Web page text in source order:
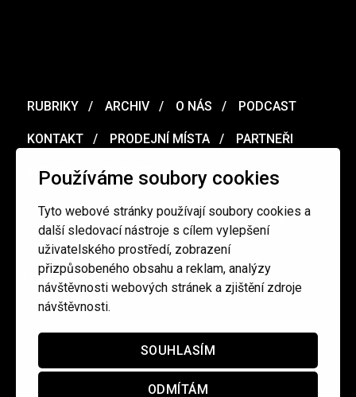
Používáme soubory cookies
Tyto webové stránky používají soubory cookies a
další sledovací nástroje s cílem vylepšení
uživatelského prostředí, zobrazení
přizpůsobeného obsahu a reklam, analýzy
návštěvnosti webových stránek a zjištění zdroje
návštěvnosti.
SOUHLASÍM
ODMÍTÁM
RUBRIKY ARCHIV O NÁS PODCAST
KONTAKT PRODEJNÍ MÍSTA PARTNEŘI
MERCH VOUCHER
Ochrana osobních údajů / Obchodní podmínky
redakce@cinepur.cz